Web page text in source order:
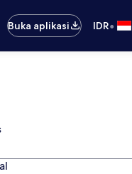
Buka aplikasi
IDR•